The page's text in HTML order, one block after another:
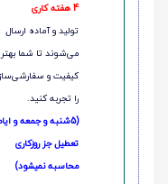
4 هفته کاری
تولید و آماده ارسال
می‌شوند تا شما
کیفیت و
را تجربه کنید.
(5شنبه و جمعه و
تعطیل جز روزکاری
محاسبه نمیشود)